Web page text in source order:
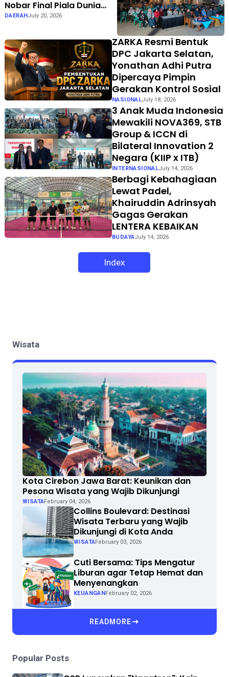
Nobar Final Piala Dunia
Bersama Dina Lorenza di
DAERAHJuly 20, 2026
ZARKA Resmi Bentuk
DPC Jakarta Selatan,
Yonathan Adhi Putra
Dipercaya Pimpin
Gerakan Kontrol Sosial
NASIONALJuly 18, 2026
3 Anak Muda Indonesia
Mewakili NOVA369, STB
Group & ICCN di
Bilateral Innovation 2
Negara (KIIP x ITB)
INTERNASIONALJuly 14, 2026
Berbagi Kebahagiaan
Lewat Padel,
Khairuddin Adrinsyah
Gagas Gerakan
LENTERA KEBAIKAN
BUDAYAJuly 14, 2026
Index
Wisata
Kota Cirebon Jawa Barat: Keunikan dan
Pesona Wisata yang Wajib Dikunjungi
WISATAFebruary 04, 2026
Collins Boulevard: Destinasi
Wisata Terbaru yang Wajib
Dikunjungi di Kota Anda
WISATAFebruary 03, 2026
Cuti Bersama: Tips Mengatur
Liburan agar Tetap Hemat dan
Menyenangkan
KEUANGAN February 02, 2026
READMORE
Popular Posts